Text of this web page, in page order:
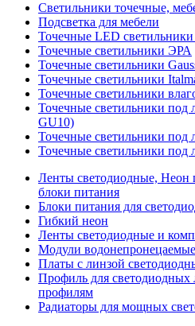
Светильники точечные,
Подсветка для мебели
Точечные LED светильники
Точечные светильники ЭРА
Точечные светильники
Точечные светильники
Точечные светильники
Точечные светильники под
GU10)
Точечные светильники под
Точечные светильники под
Ленты светодиодные, Неон
блоки питания
Блоки питания для
Гибкий неон
Ленты светодиодные и
Модули
Платы с линзой
Профиль для
профилям
Радиаторы для мощных